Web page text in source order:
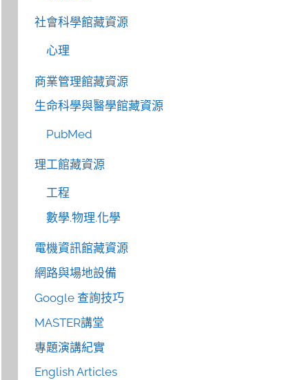
社會科學館藏資源
心理
商業管理館藏資源
生命科學與醫學館藏資源
PubMed
理工館藏資源
工程
數學.物理.化學
電機資訊館藏資源
網路與場地設備
Google 查詢技巧
MASTER講堂
專題演講紀實
English Articles